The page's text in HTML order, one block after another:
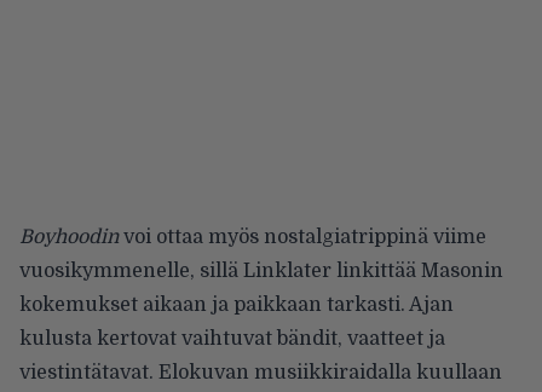
Boyhoodinvoi ottaa myös nostalgiatrippinä viime
vuosikymmenelle, sillä Linklater linkittää Masonin
kokemukset aikaan ja paikkaan tarkasti. Ajan
kulusta kertovat vaihtuvat bändit, vaatteet ja
viestintätavat. Elokuvan musiikkiraidalla kuullaan